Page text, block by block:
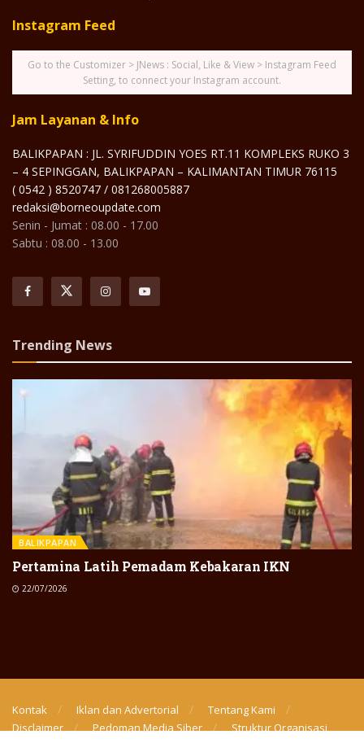
Instagram Feed
Go to the Customizer > JNews : Social, Like & View > Instagram Feed
Setting, to connect your Instagram account.
Jam Layanan & Info
BALIKPAPAN : JL. SYRIFUDDIN YOES RT.11 KOMPLEKS RUKO 3
– 4 SEPINGGAN, BALIKPAPAN – KALIMANTAN TIMUR 76115
( 0542 ) 8520747 / 081268005887
redaksi@borneoupdate.com
Senin - Jumat : 08.00 - 17.00
Sabtu : 08.00 - 13.00
Trending News
BALIKPAPAN
Pertamina Latih Pemadam Kebakaran IKN
22/07/2026
Kontak Iklan dan Advertorial
Tentang Kami
Disclaimer
Pedoman Media Siber Struktur Organisasi